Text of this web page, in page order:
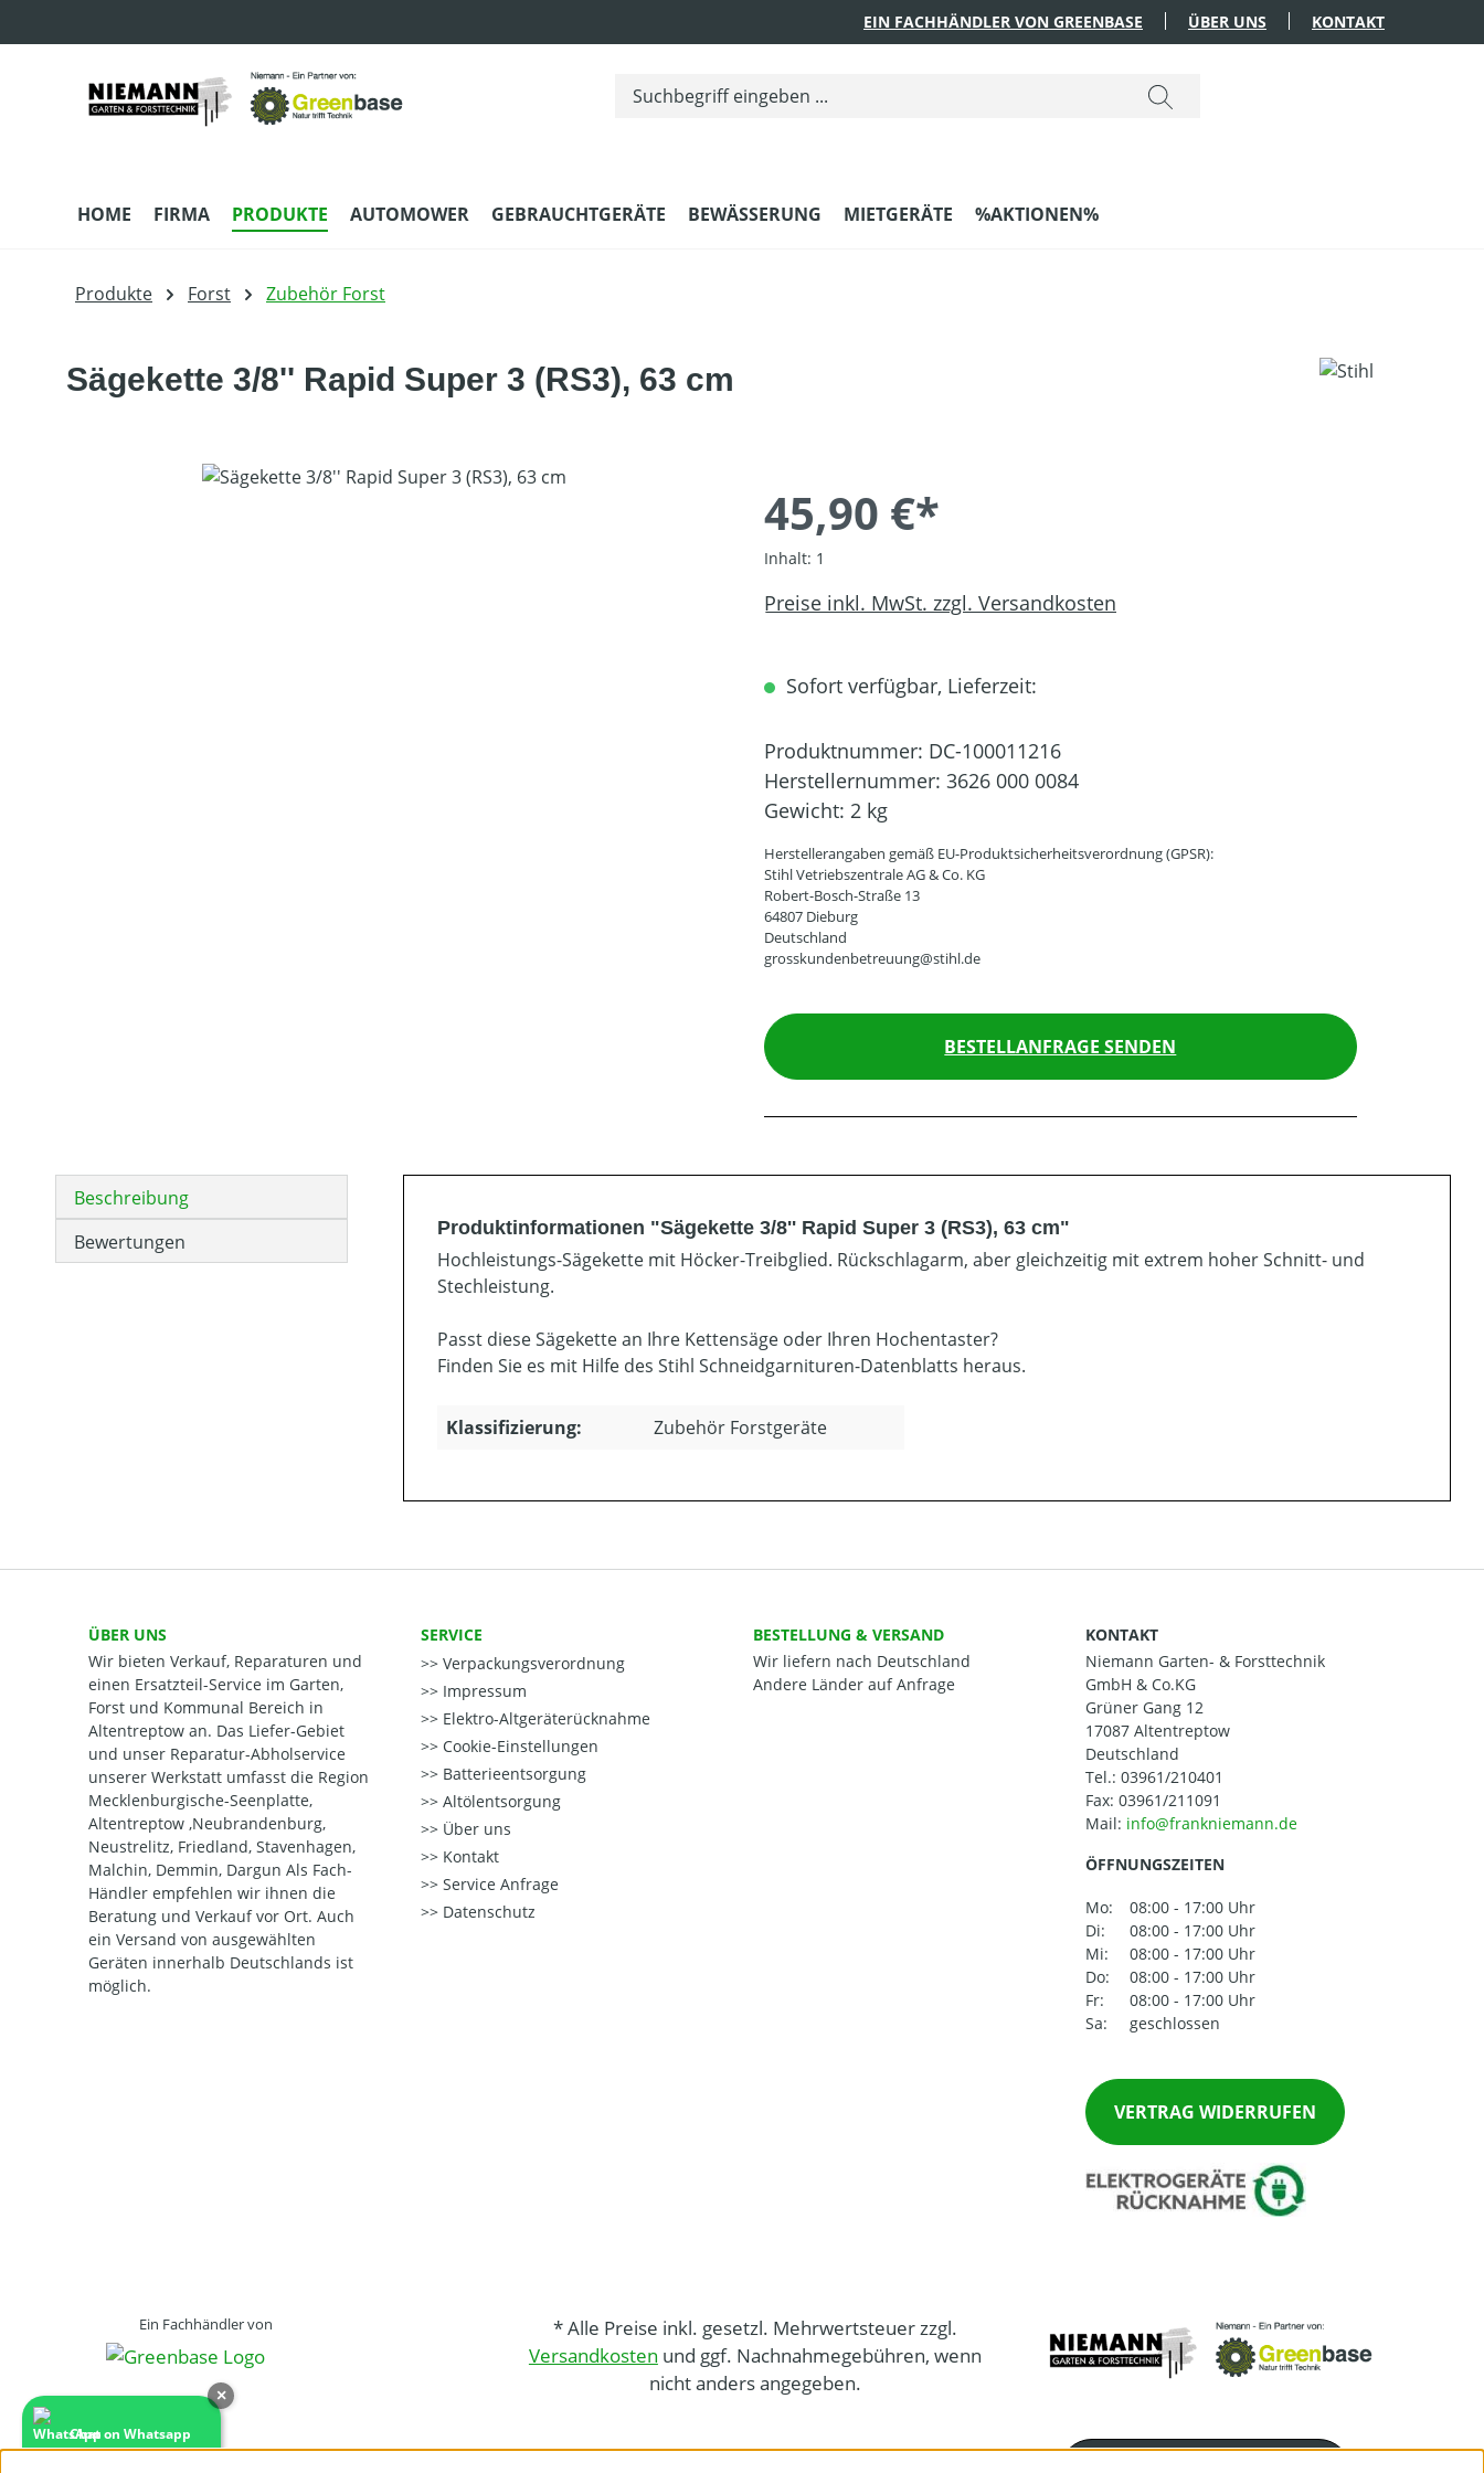
EIN FACHHÄNDLER VON GREENBASE ÜBER UNS KONTAKT
HOME FIRMA PRODUKTE AUTOMOWER GEBRAUCHTGERÄTE BEWÄSSERUNG MIETGERÄTE %AKTIONEN%
Produkte Forst Zubehör Forst
Sägekette 3/8'' Rapid Super 3 (RS3), 63 cm
Bildergalerie überspringen
45,90 €*
Inhalt: 1
Preise inkl. MwSt. zzgl. Versandkosten
Sofort verfügbar, Lieferzeit:
Produktnummer: DC-100011216
Herstellernummer: 3626 000 0084
Gewicht: 2 kg
Herstellerangaben gemäß EU-Produktsicherheitsverordnung (GPSR):
Stihl Vetriebszentrale AG & Co. KG
Robert-Bosch-Straße 13
64807 Dieburg
Deutschland
grosskundenbetreuung@stihl.de
BESTELLANFRAGE SENDEN
Beschreibung
Bewertungen
Produktinformationen "Sägekette 3/8'' Rapid Super 3 (RS3), 63 cm"
Hochleistungs-Sägekette mit Höcker-Treibglied. Rückschlagarm, aber gleichzeitig mit extrem hoher Schnitt- und
Stechleistung.
Passt diese Sägekette an Ihre Kettensäge oder Ihren Hochentaster?
Finden Sie es mit Hilfe des Stihl Schneidgarnituren-Datenblatts heraus.
Klassifizierung: Zubehör Forstgeräte
Chat on Whatsapp
×
ÜBER UNS
Wir bieten Verkauf, Reparaturen und
einen Ersatzteil-Service im Garten,
Forst und Kommunal Bereich in
Altentreptow an. Das Liefer-Gebiet
und unser Reparatur-Abholservice
unserer Werkstatt umfasst die Region
Mecklenburgische-Seenplatte,
Altentreptow ,Neubrandenburg,
Neustrelitz, Friedland, Stavenhagen,
Malchin, Demmin, Dargun Als Fach-
Händler empfehlen wir ihnen die
Beratung und Verkauf vor Ort. Auch
ein Versand von ausgewählten
Geräten innerhalb Deutschlands ist
möglich.
SERVICE
Verpackungsverordnung
Impressum
Elektro-Altgeräterücknahme
Cookie-Einstellungen
Batterieentsorgung
Altölentsorgung
Über uns
Kontakt
Service Anfrage
Datenschutz
BESTELLUNG & VERSAND
Wir liefern nach Deutschland
Andere Länder auf Anfrage
KONTAKT
Niemann Garten- & Forsttechnik
GmbH & Co.KG
Grüner Gang 12
17087 Altentreptow
Deutschland
Tel.: 03961/210401
Fax: 03961/211091
Mail:
ÖFFNUNGSZEITEN
Mo:
08:00 - 17:00 Uhr
Di:
08:00 - 17:00 Uhr
Mi:
08:00 - 17:00 Uhr
Do:
08:00 - 17:00 Uhr
Fr:
08:00 - 17:00 Uhr
Sa:
geschlossen
VERTRAG WIDERRUFEN
Ein Fachhändler von
* Alle Preise inkl. gesetzl. Mehrwertsteuer zzgl.
Versandkosten und ggf. Nachnahmegebühren, wenn
nicht anders angegeben.